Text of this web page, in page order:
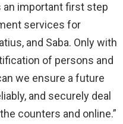
an important first step
services for
and Saba. Only with
of persons and
we ensure a future
and securely deal
counters and online.”